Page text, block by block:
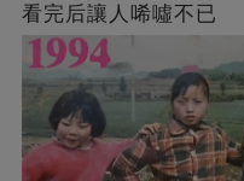
看完后讓人唏噓不已